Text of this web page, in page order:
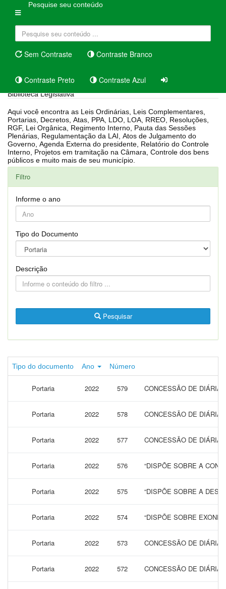
Pesquise seu conteúdo
Sem Contraste Contraste Branco
Contraste Preto Contraste Azul
Biblioteca Legislativa
Aqui você encontra as Leis Ordinárias, Leis Complementares,
Portarias, Decretos, Atas, PPA, LDO, LOA, RREO, Resoluções,
RGF, Lei Orgânica, Regimento Interno, Pauta das Sessões
Plenárias, Regulamentação da LAI, Atos de Julgamento do
Governo, Agenda Externa do presidente, Relatório do Controle
Interno, Projetos em tramitação na Câmara, Controle dos bens
públicos e muito mais de seu município.
Filtro
Informe o ano
Tipo do Documento
Descrição
Pesquisar
Tipo do documento Ano Número
Portaria 2022 579 CONCESSÃO DE
Portaria 2022 578 CONCESSÃO DE
Portaria 2022 577 CONCESSÃO DE
Portaria 2022 576 “DISPÕE SOBRE A
Portaria 2022 575 “DISPÕE SOBRE A
Portaria 2022 574 “DISPÕE SOBRE
Portaria 2022 573 CONCESSÃO DE
Portaria 2022 572 CONCESSÃO DE